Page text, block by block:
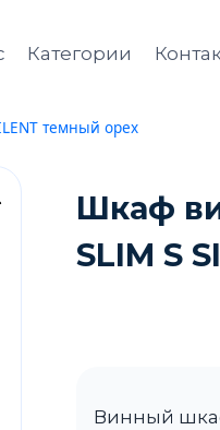
Категории
темный орех
Шкаф
SLIM S
Винный шкаф